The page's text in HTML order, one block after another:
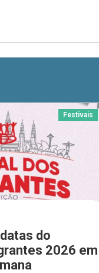
Festivais
do
2026 em